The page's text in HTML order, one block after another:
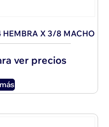
X 3/8 MACHO
ver precios